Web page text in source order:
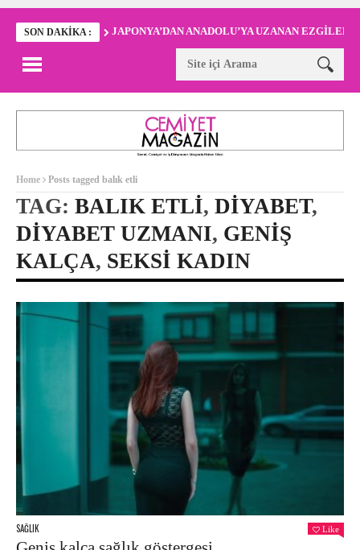
SON DAKIKA : JAPONYA’DAN ANADOLU’YA UZANAN EZGİLER
Home Posts tagged balık etli
TAG: BALIK ETLI, DIYABET,
DIYABET UZMANI, GENIŞ
KALÇA, SEKSI KADIN
SAĞLIK Like